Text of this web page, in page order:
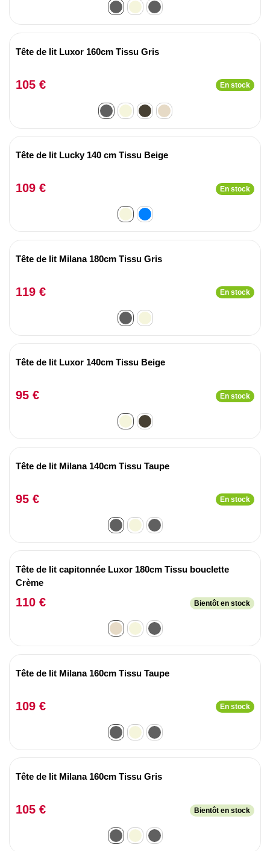
Tête de lit Luxor 160cm Tissu Gris
105 € En stock
Tête de lit Lucky 140 cm Tissu Beige
109 € En stock
Tête de lit Milana 180cm Tissu Gris
119 € En stock
Tête de lit Luxor 140cm Tissu Beige
95 € En stock
Tête de lit Milana 140cm Tissu Taupe
95 € En stock
Tête de lit capitonnée Luxor 180cm Tissu bouclette
Crème
110 € Bientôt en stock
Tête de lit Milana 160cm Tissu Taupe
109 € En stock
Tête de lit Milana 160cm Tissu Gris
105 € Bientôt en stock